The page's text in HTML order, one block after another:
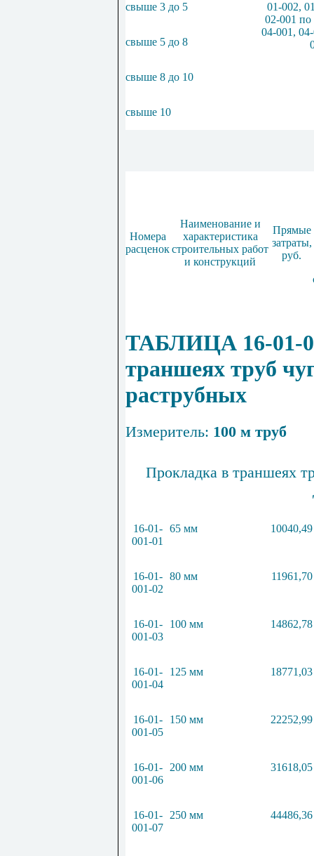
свыше 3 до 5
01-002,
02-001 по
04-001,
свыше 5 до 8
свыше 8 до 10
свыше 10
Номера
расценок
Наименование и
характеристика
строительных работ
и конструкций
Прямые
затраты,
руб.
ТАБЛИЦА 16-01-
траншеях труб
раструбных
Измеритель: 100 м труб
Прокладка в траншеях
16-01-
001-01
65 мм 10040,49
16-01-
001-02
80 мм 11961,70
16-01-
001-03
100 мм 14862,78
16-01-
001-04
125 мм 18771,03
16-01-
001-05
150 мм 22252,99
16-01-
001-06
200 мм 31618,05
16-01-
001-07
250 мм 44486,36